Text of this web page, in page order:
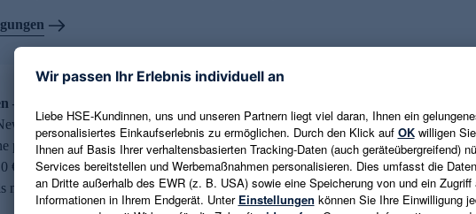
– 10 € Gutschein erhalten
abonnieren und aktuelle Trends,
per E-Mail erhalten. Als Dankeschön
€ Gutschein. Eine Abmeldung ist jederzeit in
möglich.
E-Mail-Adresse eingeben
Es gelten die Datenschutzrichtlinien